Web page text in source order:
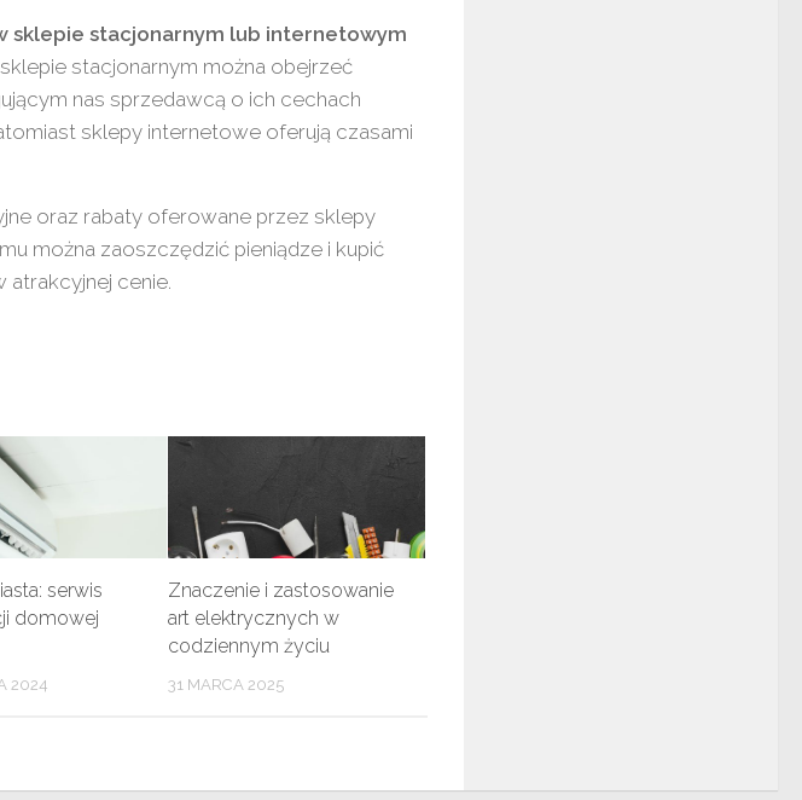
sklepie stacjonarnym lub internetowym
sklepie stacjonarnym można obejrzeć
nas sprzedawcą o ich cechach
sklepy internetowe oferują czasami
oraz rabaty oferowane przez sklepy
można zaoszczędzić pieniądze i kupić
atrakcyjnej cenie.
serwis
domowej
2024
Znaczenie i zastosowanie
art elektrycznych w
codziennym życiu
31 MARCA 2025